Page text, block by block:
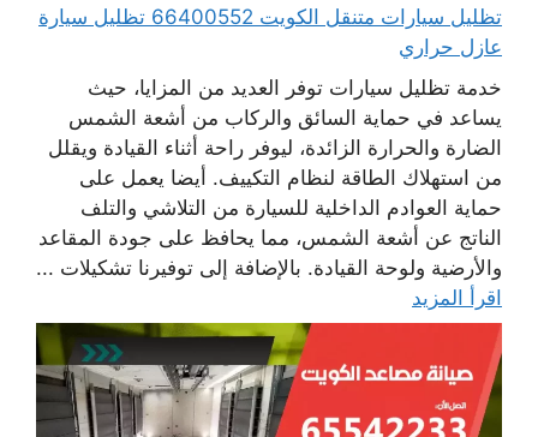
تظليل سيارات متنقل الكويت 66400552 تظليل سيارة
عازل حراري
خدمة تظليل سيارات توفر العديد من المزايا، حيث
يساعد في حماية السائق والركاب من أشعة الشمس
الضارة والحرارة الزائدة، ليوفر راحة أثناء القيادة ويقلل
من استهلاك الطاقة لنظام التكييف. أيضا يعمل على
حماية العوادم الداخلية للسيارة من التلاشي والتلف
الناتج عن أشعة الشمس، مما يحافظ على جودة المقاعد
والأرضية ولوحة القيادة. بالإضافة إلى توفيرنا تشكيلات ...
اقرأ المزيد